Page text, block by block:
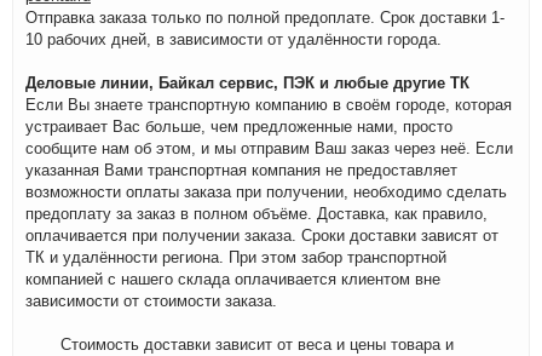
Отправка заказа только по полной предоплате. Срок доставки 1-
10 рабочих дней, в зависимости от удалённости города.
Деловые линии, Байкал сервис, ПЭК и любые другие ТК
Если Вы знаете транспортную компанию в своём городе, которая
устраивает Вас больше, чем предложенные нами, просто
сообщите нам об этом, и мы отправим Ваш заказ через неё. Если
указанная Вами транспортная компания не предоставляет
возможности оплаты заказа при получении, необходимо сделать
предоплату за заказ в полном объёме. Доставка, как правило,
оплачивается при получении заказа. Сроки доставки зависят от
ТК и удалённости региона. При этом забор транспортной
компанией с нашего склада оплачивается клиентом вне
зависимости от стоимости заказа.
Стоимость доставки зависит от веса и цены товара и